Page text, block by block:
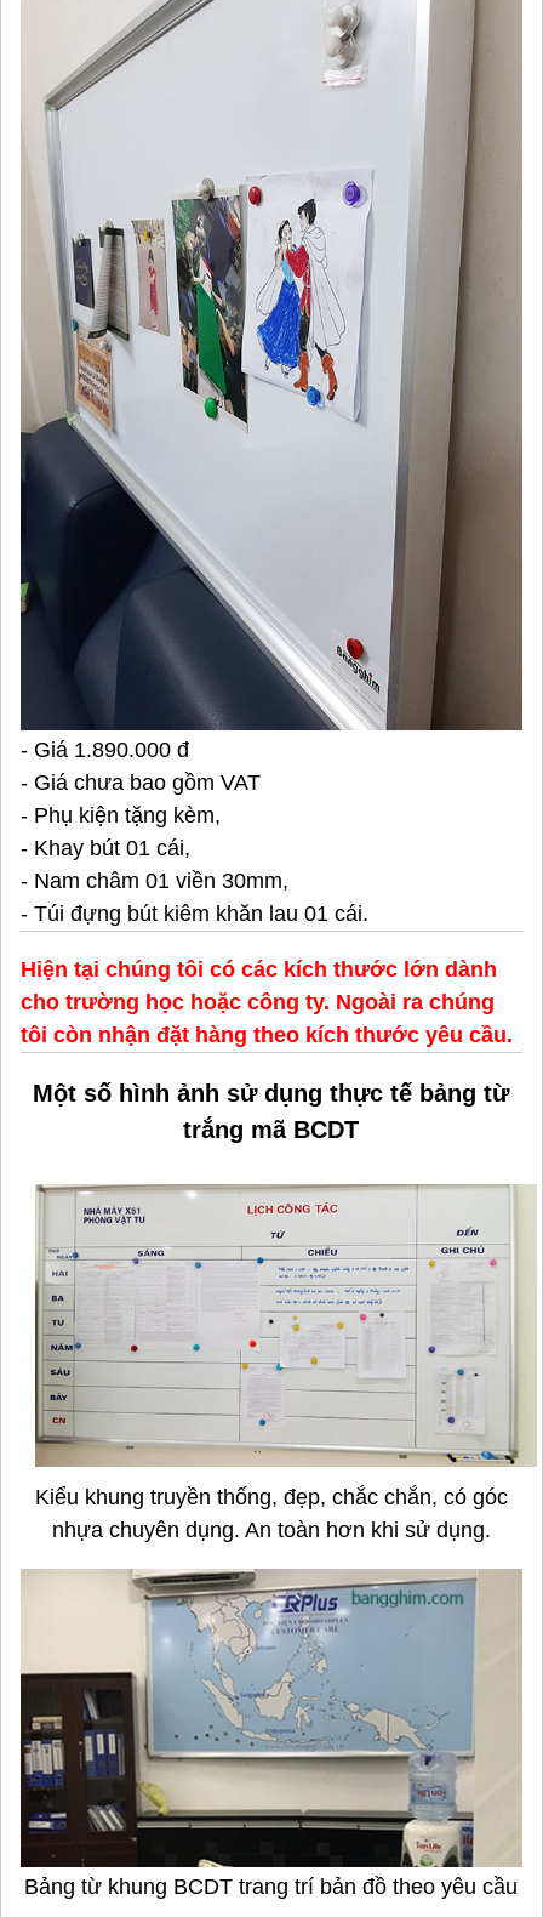
- Giá 1.890.000 đ
- Giá chưa bao gồm VAT
- Phụ kiện tặng kèm,
- Khay bút 01 cái,
- Nam châm 01 viền 30mm,
- Túi đựng bút kiêm khăn lau 01 cái.
Hiện tại chúng tôi có các kích thước lớn dành
cho trường học hoặc công ty. Ngoài ra chúng
tôi còn nhận đặt hàng theo kích thước yêu cầu.
Một số hình ảnh sử dụng thực tế bảng từ
trắng mã BCDT
Kiểu khung truyền thống, đẹp, chắc chắn, có góc
nhựa chuyên dụng. An toàn hơn khi sử dụng.
Bảng từ khung BCDT trang trí bản đồ theo yêu cầu